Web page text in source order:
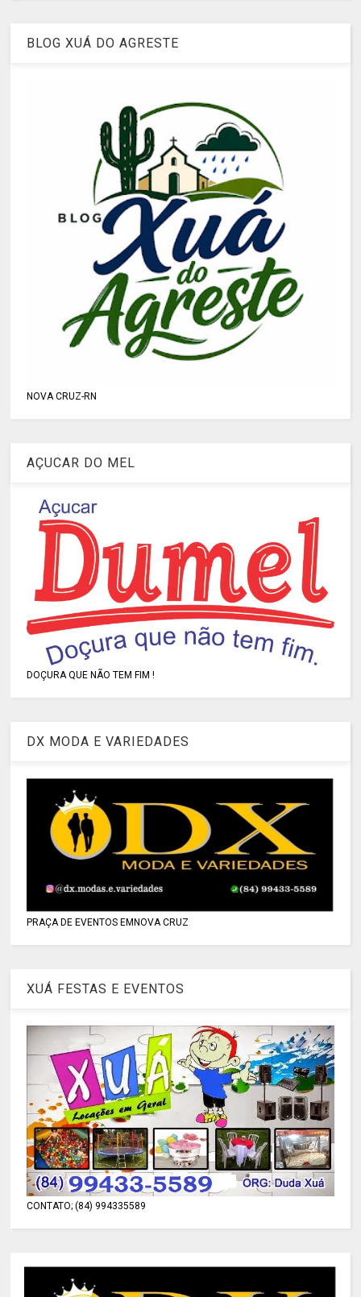
BLOG XUÁ DO AGRESTE
NOVA CRUZ-RN
AÇUCAR DO MEL
DOÇURA QUE NÃO TEM FIM !
DX MODA E VARIEDADES
PRAÇA DE EVENTOS EMNOVA CRUZ
XUÁ FESTAS E EVENTOS
CONTATO; (84) 994335589